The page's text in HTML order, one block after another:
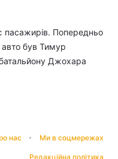
пасажирів. Попередньо
був Тимур
Джохара
нас Ми в соцмережах
Редакційна політика